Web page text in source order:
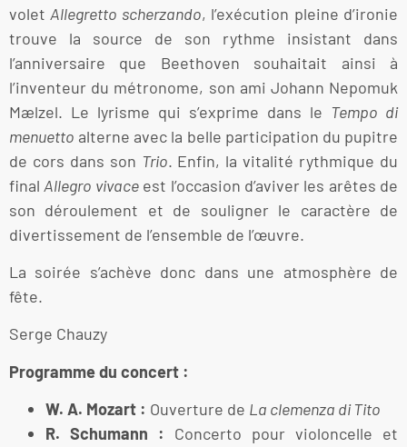
volet Allegretto scherzando, l’exécution pleine d’ironie
trouve la source de son rythme insistant dans
l’anniversaire que Beethoven souhaitait ainsi à
l’inventeur du métronome, son ami Johann Nepomuk
Mælzel. Le lyrisme qui s’exprime dans le Tempo di
menuetto alterne avec la belle participation du pupitre
de cors dans son Trio. Enfin, la vitalité rythmique du
final Allegro vivaceest l’occasion d’aviver les arêtes de
son déroulement et de souligner le caractère de
divertissement de l’ensemble de l’œuvre.
La soirée s’achève donc dans une atmosphère de
fête.
Serge Chauzy
Programme du concert :
W. A. Mozart : Ouverture de La clemenza di Tito
R. Schumann : Concerto pour violoncelle et